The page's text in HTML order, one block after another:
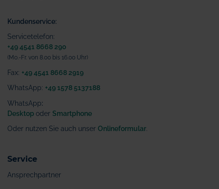
Kundenservice:
Servicetelefon:
+49 4541 8668 290
(Mo.-Fr. von 8.00 bis 16.00 Uhr)
Fax: +49 4541 8668 2919
WhatsApp: +49 1578 5137188
WhatsApp:
Desktop oder Smartphone
Oder nutzen Sie auch unser Onlineformular
Service
Ansprechpartner